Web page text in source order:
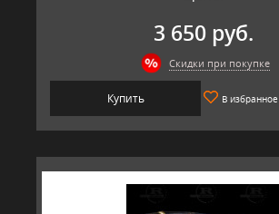
3 650 руб.
Скидки при покупке
Купить В избранное